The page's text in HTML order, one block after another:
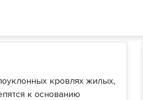
кровлях жилых,
к основанию